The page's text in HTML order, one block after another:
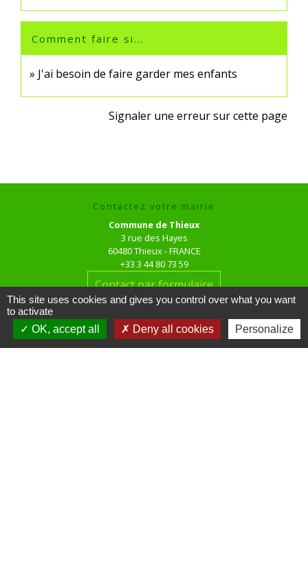
Comment faire si...
J'ai besoin de faire garder mes enfants
Signaler une erreur sur cette page
Contactez votre mairie
Commune de Thieux
3 rue des Hayes
60480 Thieux - FRANCE
+33 3 44 80 73 59
Contact par formulaire
Horaires d'ouverture au public
le mardi de 16h00 à 18h00
le jeudi de 16h00 à 17h00
This site uses cookies and gives you control over what you want
to activate
OK, accept all
Deny all cookies Personalize